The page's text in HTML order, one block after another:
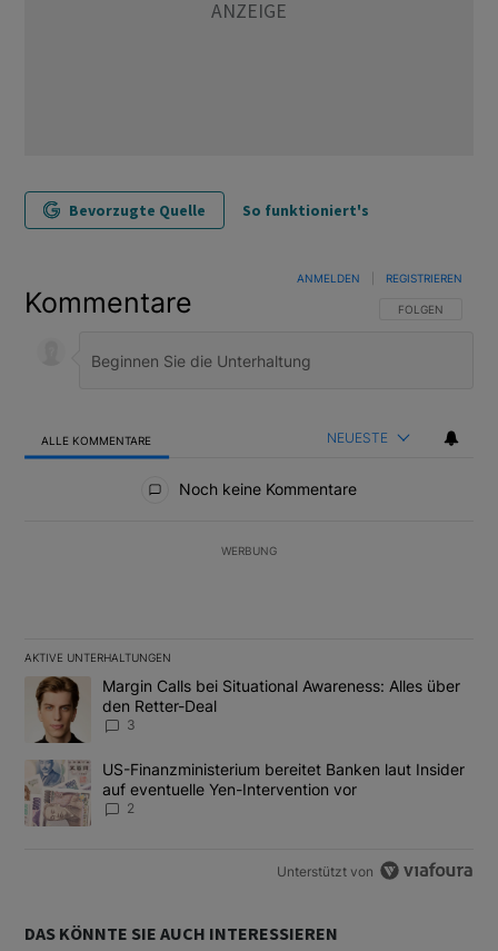
Bevorzugte Quelle So funktioniert's
Kommentare FOLGE DIESER
FOLGEN
ANMELDEN REGISTRIEREN
ALLE KOMMENTARE NEUESTE
Noch keine Kommentare
WERBUNG
AKTIVE UNTERHALTUNGEN
Das Folgende ist eine Liste der am meisten kommentierten
Ein Trendartikel mit dem Titel "Margin Calls bei Situational
Margin Calls bei Situational Awareness: Alles über
den Retter-Deal
3
Ein Trendartikel mit dem Titel "US-Finanzministerium bereitet
US-Finanzministerium bereitet Banken laut Insider
auf eventuelle Yen-Intervention vor
2
Unterstützt von
DAS KÖNNTE SIE AUCH INTERESSIEREN